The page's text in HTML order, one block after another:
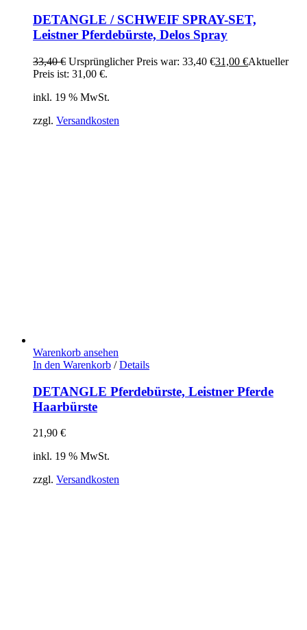
DETANGLE / SCHWEIF SPRAY-SET,
Leistner Pferdebürste, Delos Spray
33,40€ Ursprünglicher Preis war: 33,40 €31,00 €Aktueller
Preis ist: 31,00 €.
inkl. 19 % MwSt.
zzgl. Versandkosten
Warenkorb ansehen
In den Warenkorb / Details
DETANGLE Pferdebürste, Leistner Pferde
Haarbürste
21,90 €
inkl. 19 % MwSt.
zzgl. Versandkosten